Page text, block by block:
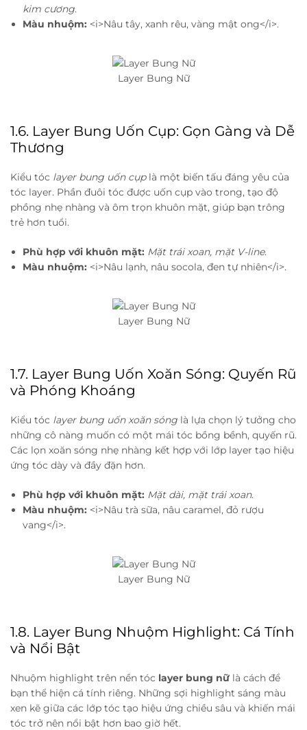
kim cương.
Màu nhuộm: <i>Nâu tây, xanh rêu, vàng mật ong</i>.
Layer Bung Nữ
1.6. Layer Bung Uốn Cụp: Gọn Gàng và Dễ
Thương
Kiểu tóc layer bung uốn cụplà một biến tấu đáng yêu của
tóc layer. Phần đuôi tóc được uốn cụp vào trong, tạo độ
phồng nhẹ nhàng và ôm trọn khuôn mặt, giúp bạn trông
trẻ hơn tuổi.
Phù hợp với khuôn mặt: Mặt trái xoan, mặt V-line.
Màu nhuộm: <i>Nâu lạnh, nâu socola, đen tự nhiên</i>.
Layer Bung Nữ
1.7. Layer Bung Uốn Xoăn Sóng: Quyến Rũ
và Phóng Khoáng
Kiểu tóc layer bung uốn xoăn sóng là lựa chọn lý tưởng cho
những cô nàng muốn có một mái tóc bồng bềnh, quyến rũ.
Các lọn xoăn sóng nhẹ nhàng kết hợp với lớp layer tạo hiệu
ứng tóc dày và đầy đặn hơn.
Phù hợp với khuôn mặt: Mặt dài, mặt trái xoan.
Màu nhuộm: <i>Nâu trà sữa, nâu caramel, đỏ rượu
vang</i>.
Layer Bung Nữ
1.8. Layer Bung Nhuộm Highlight: Cá Tính
và Nổi Bật
Nhuộm highlight trên nền tóc layer bung nữ là cách để
bạn thể hiện cá tính riêng. Những sợi highlight sáng màu
xen kẽ giữa các lớp tóc tạo hiệu ứng chiều sâu và khiến mái
tóc trở nên nổi bật hơn bao giờ hết.